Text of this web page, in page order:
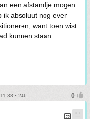
een afstandje mogen
ik absoluut nog even
want toen wist
kunnen staan.
• 246